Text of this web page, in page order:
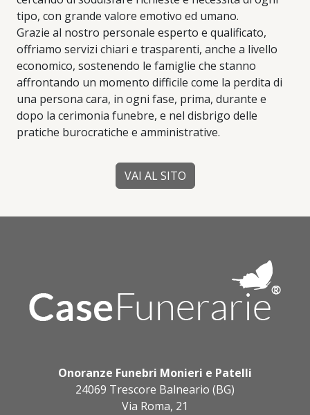
tipo, con grande valore emotivo ed umano.
Grazie al nostro personale esperto e qualificato,
offriamo servizi chiari e trasparenti, anche a livello
economico, sostenendo le famiglie che stanno
affrontando un momento difficile come la perdita di
una persona cara, in ogni fase, prima, durante e
dopo la cerimonia funebre, e nel disbrigo delle
pratiche burocratiche e amministrative.
VAI AL SITO
Onoranze Funebri Monieri e Patelli
24069 Trescore Balneario (BG)
Via Roma, 21